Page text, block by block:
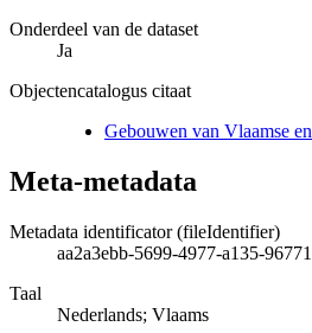
Onderdeel van de dataset
Ja
Objectencatalogus citaat
Gebouwen van Vlaamse
Meta-metadata
Metadata identificator (fileIdentifier)
aa2a3ebb-5699-4977-a135-
Taal
Nederlands; Vlaams